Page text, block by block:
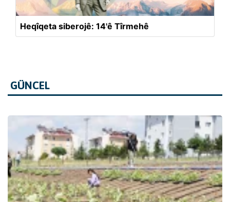
Heqîqeta siberojê: 14'ê Tîrmehê
GÜNCEL